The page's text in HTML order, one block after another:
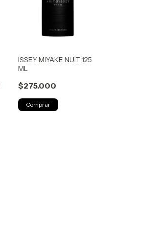
ISSEY MIYAKE NUIT 125
ML
$275.000